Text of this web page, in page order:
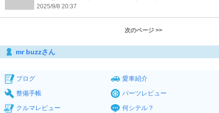
2025/9/8 20:37
次のページ >>
mr buzzさん
ブログ
愛車紹介
整備手帳
パーツレビュー
クルマレビュー
何シテル？